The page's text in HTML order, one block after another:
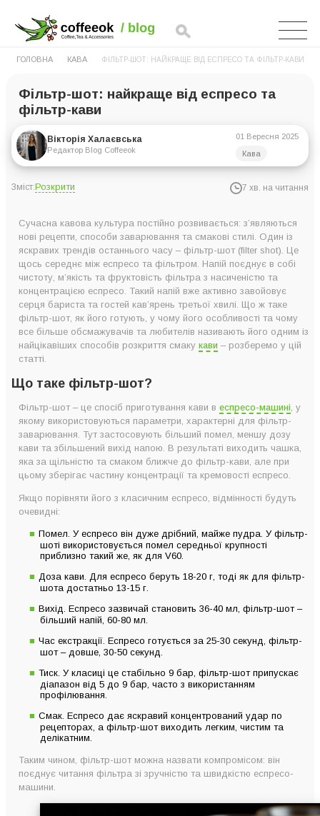
ГОЛОВНА КАВА ФІЛЬТР-ШОТ: НАЙКРАЩЕ ВІД ЕСПРЕСО ТА ФІЛЬТР-КАВИ
Фільтр-шот: найкраще від еспресо та
фільтр-кави
Вікторія Халаєвська
Редактор Blog Coffeeok
01 Вересня 2025
Кава
Зміст:Розкрити 7 хв. на читання
Як з’явився фільтр-шот
Як приготувати фільтр-шот
Переваги фільтр-шота
Чому фільтр-шот стає трендом?
Сучасна кавова культура постійно розвивається: з’являються
нові рецепти, способи заварювання та смакові стилі. Один із
яскравих трендів останнього часу – фільтр-шот (filter shot). Це
щось середнє між еспресо та фільтром. Напій поєднує в собі
чистоту, м’якість та фруктовість фільтра з насиченістю та
концентрацією еспресо. Такий напій вже активно завойовує
серця бариста та гостей кав’ярень третьої хвилі. Що ж таке
фільтр-шот, як його готують, у чому його особливості та чому
все більше обсмажувачів та любителів називають його одним із
найцікавіших способів розкриття смаку кави – розберемо у цій
статті.
Що таке фільтр-шот?
Фільтр-шот – це спосіб приготування кави в еспресо-машині , у
якому використовуються параметри, характерні для фільтр-
заварювання. Тут застосовують більший помел, меншу дозу
кави та збільшений вихід напою. В результаті виходить чашка,
яка за щільністю та смаком ближче до фільтр-кави, але при
цьому зберігає частину концентрації та кремовості еспресо.
Якщо порівняти його з класичним еспресо, відмінності будуть
очевидні:
Помел. У еспресо він дуже дрібний, майже пудра. У фільтр-
шоті використовується помел середньої крупності
приблизно такий же, як для V60.
Доза кави. Для еспресо беруть 18-20 г, тоді як для фільтр-
шота достатньо 13-15 г.
Вихід. Еспресо зазвичай становить 36-40 мл, фільтр-шот –
більший напій, 60-80 мл.
Час екстракції. Еспресо готується за 25-30 секунд, фільтр-
шот – довше, 30-50 секунд.
Тиск. У класиці це стабільно 9 бар, фільтр-шот припускає
діапазон від 5 до 9 бар, часто з використанням
профілювання.
Смак. Еспресо дає яскравий концентрований удар по
рецепторах, а фільтр-шот виходить легким, чистим та
делікатним.
Таким чином, фільтр-шот можна назвати компромісом: він
поєднує читання фільтра зі зручністю та швидкістю еспресо-
машини.